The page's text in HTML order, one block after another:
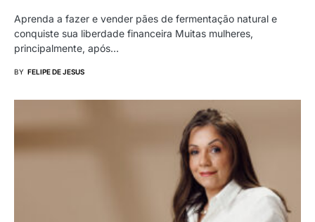
Aprenda a fazer e vender pães de fermentação natural e
conquiste sua liberdade financeira Muitas mulheres,
principalmente, após…
BY FELIPE DE JESUS